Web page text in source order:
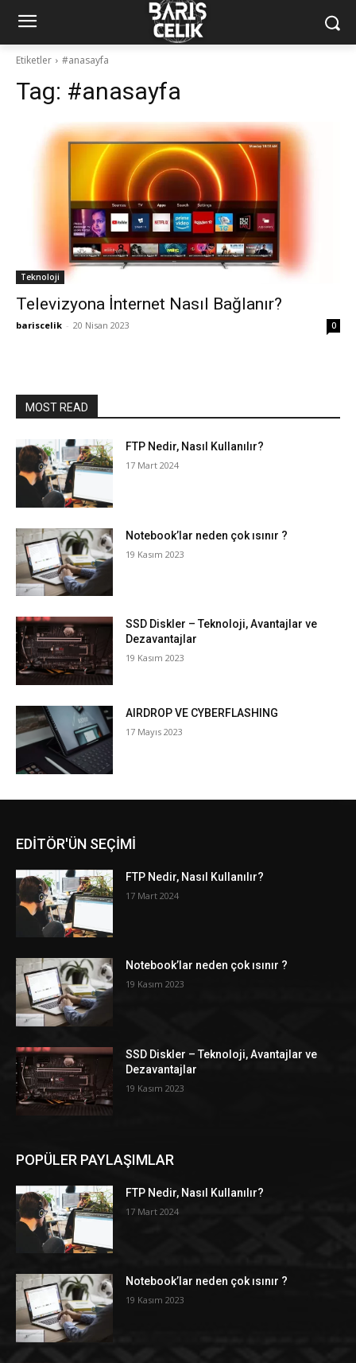
Etiketler #anasayfa
Tag: #anasayfa
Teknoloji
Televizyona İnternet Nasıl Bağlanır?
bariscelik - 20 Nisan 2023 0
MOST READ
FTP Nedir, Nasıl Kullanılır?
17 Mart 2024
Notebook’lar neden çok ısınır ?
19 Kasım 2023
SSD Diskler – Teknoloji, Avantajlar ve
Dezavantajlar
19 Kasım 2023
AIRDROP VE CYBERFLASHING
17 Mayıs 2023
EDİTÖR'ÜN SEÇİMİ
FTP Nedir, Nasıl Kullanılır?
17 Mart 2024
Notebook’lar neden çok ısınır ?
19 Kasım 2023
SSD Diskler – Teknoloji, Avantajlar ve
Dezavantajlar
19 Kasım 2023
POPÜLER PAYLAŞIMLAR
FTP Nedir, Nasıl Kullanılır?
17 Mart 2024
Notebook’lar neden çok ısınır ?
19 Kasım 2023